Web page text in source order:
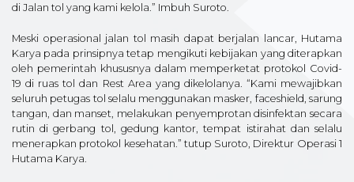
di Jalan tol yang kami kelola.” Imbuh Suroto.
Meski operasional jalan tol masih dapat berjalan lancar, Hutama
Karya pada prinsipnya tetap mengikuti kebijakan yang diterapkan
oleh pemerintah khususnya dalam memperketat protokol Covid-
19 di ruas tol dan Rest Area yang dikelolanya. “Kami mewajibkan
seluruh petugas tol selalu menggunakan masker, faceshield, sarung
tangan, dan manset, melakukan penyemprotan disinfektan secara
rutin di gerbang tol, gedung kantor, tempat istirahat dan selalu
menerapkan protokol kesehatan.” tutup Suroto, Direktur Operasi 1
Hutama Karya.